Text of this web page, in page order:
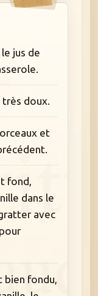
jus de
très doux.
et
fond,
dans le
avec
bien fondu,